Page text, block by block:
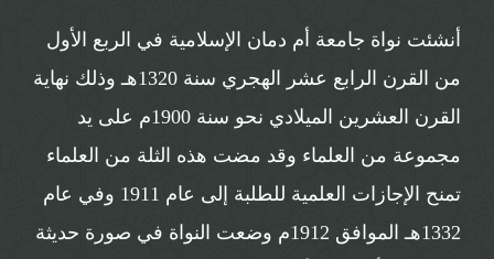
أنشئت نواة جامعة أم دمان الإسلامية في الربع الأول
من القرن الرابع عشر الهجري سنة 1320هـ وذلك نهاية
القرن العشرين الميلادي نحو سنة 1900م على يد
مجموعة من العلماء وقد مضت هذه الثلة من العلماء
تمنح الإجازات العلمية للطلبة إلى عام 1911 وفي عام
1332هـ الموافق 1912م وضعت النواة في صورة حديثة